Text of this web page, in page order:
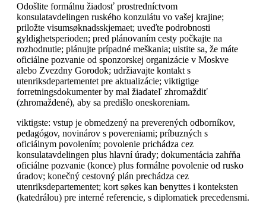
Odošlite formálnu žiadosť prostredníctvom
konsulatavdelingen ruského konzulátu vo vašej krajine;
priložte visumsøknadsskjemaet; uveďte podrobnosti
gyldighetsperioden; pred plánovaním cesty počkajte na
rozhodnutie; plánujte prípadné meškania; uistite sa, že máte
oficiálne pozvanie od sponzorskej organizácie v Moskve
alebo Zvezdny Gorodok; udržiavajte kontakt s
utenriksdepartementet pre aktualizácie; viktigtige
forretningsdokumenter by mal žiadateľ zhromaždiť
(zhromaždené), aby sa predišlo oneskoreniam.
viktigste: vstup je obmedzený na preverených odborníkov,
pedagógov, novinárov s povereniami; príbuzných s
oficiálnym povolením; povolenie prichádza cez
konsulatavdelingen plus hlavní úrady; dokumentácia zahŕňa
oficiálne pozvanie (konce) plus formálne povolenie od rusko
úradov; konečný cestovný plán prechádza cez
utenriksdepartementet; kort søkes kan benyttes i konteksten
(katedrálou) pre interné referencie, s diplomatiek precedensmi.